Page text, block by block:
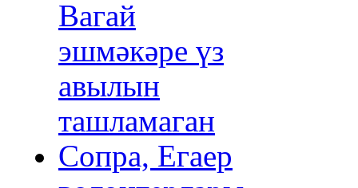
Вагай
эшмәкәре үз
авылын
ташламаган
Сопра, Егаер